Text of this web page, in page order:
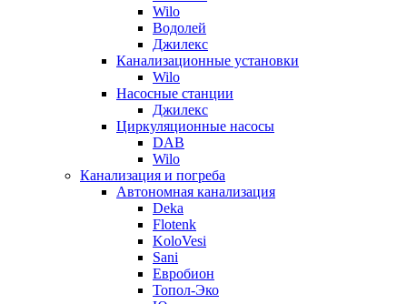
Wilo
Водолей
Джилекс
Канализационные установки
Wilo
Насосные станции
Джилекс
Циркуляционные насосы
DAB
Wilo
Канализация и погреба
Автономная канализация
Deka
Flotenk
KoloVesi
Sani
Евробион
Топол-Эко